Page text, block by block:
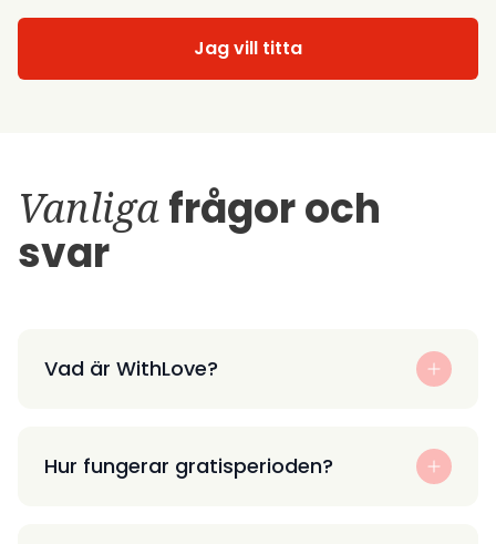
Jag vill titta
Vanligafrågor och
svar
Vad är WithLove?
Hur fungerar gratisperioden?